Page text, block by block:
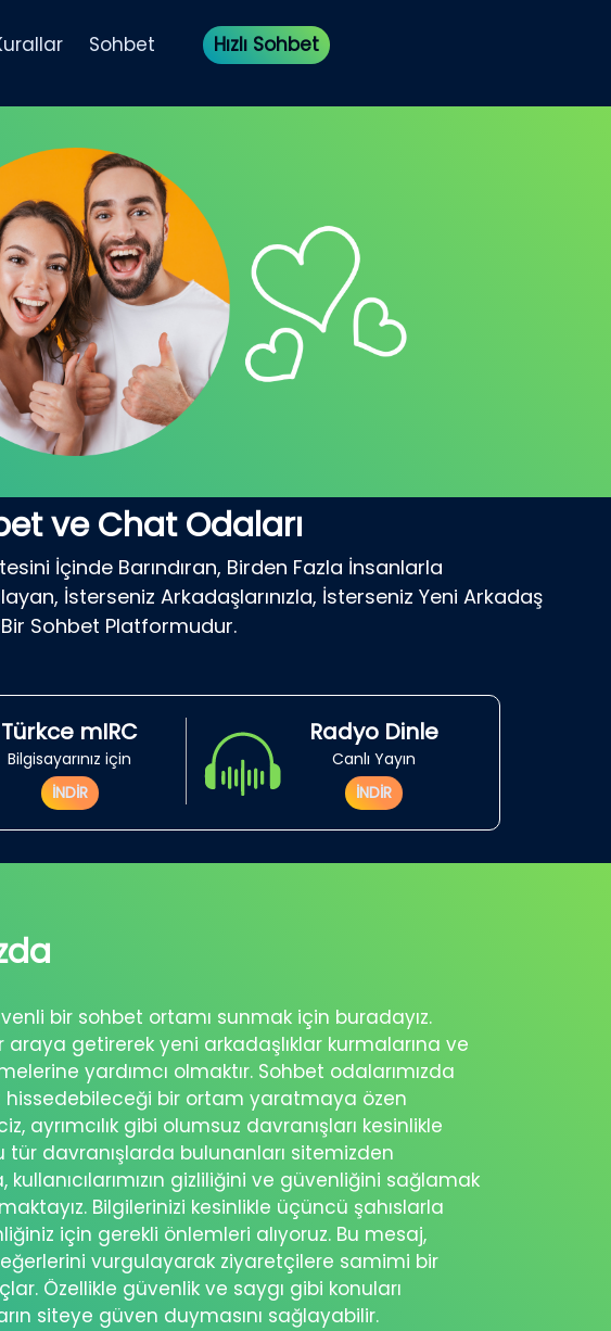
Sohbet Hızlı Sohbet
ve Chat Odaları
İçinde Barındıran, Birden Fazla İnsanlarla
İsterseniz Arkadaşlarınızla, İsterseniz Yeni Arkadaş
Sohbet Platformudur.
Türkce mIRC
Bilgisayarınız için
İNDİR
Radyo Dinle
Canlı Yayın
İNDİR
bir sohbet ortamı sunmak için buradayız.
araya getirerek yeni arkadaşlıklar kurmalarına ve
yardımcı olmaktır. Sohbet odalarımızda
hissedebileceği bir ortam yaratmaya özen
ayrımcılık gibi olumsuz davranışları kesinlikle
davranışlarda bulunanları sitemizden
kullanıcılarımızın gizliliğini ve güvenliğini sağlamak
Bilgilerinizi kesinlikle üçüncü şahıslarla
için gerekli önlemleri alıyoruz. Bu mesaj,
vurgulayarak ziyaretçilere samimi bir
Özellikle güvenlik ve saygı gibi konuları
siteye güven duymasını sağlayabilir.